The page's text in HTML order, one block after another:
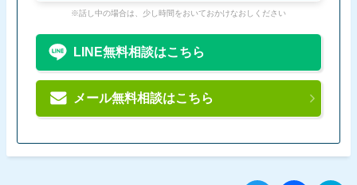
※話し中の場合は、少し時間をおいておかけなおしください
LINE無料相談はこちら
メール無料相談はこちら